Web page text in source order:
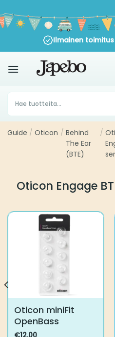
sisältöön
Ilmainen
Products
search
Guide / Oticon
Behind
The Ear
(BTE)
/
Oticon Engage
Oticon miniFit
OpenBass
€12.00